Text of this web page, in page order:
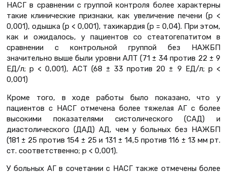
НАСГ в сравнении с группой контроля более характерны
такие клинические признаки, как увеличение печени (p <
0,001), одышка (p < 0,001), тахикардия (p = 0,04). При этом,
как и ожидалось, у пациентов со стеатогепатитом в
сравнении с контрольной группой без НАЖБП
значительно выше были уровни АЛТ (71 ± 34 против 22 ± 9
ЕД/л; р < 0,001), АСТ (68 ± 33 против 20 ± 9 ЕД/л; р <
0,001)
Кроме того, в ходе работы было показано, что у
пациентов с НАСГ отмечена более тяжелая АГ с более
высокими показателями систолического (САД) и
диастолического (ДАД) АД, чем у больных без НАЖБП
(181 ± 25 против 154 ± 25 и 131 ± 14,5 против 116 ± 13 мм рт.
ст. соответственно; р < 0,001).
У больных АГ в сочетании с НАСГ также отмечены более